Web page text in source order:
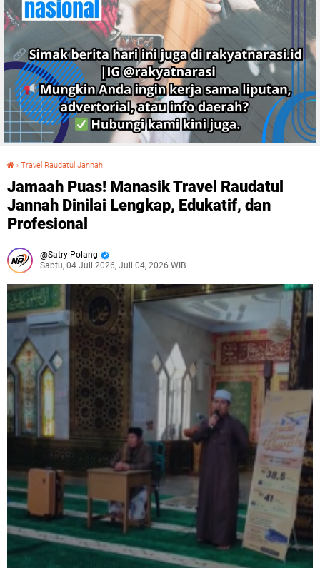
› Travel Raudatul Jannah
Jamaah Puas! Manasik Travel Raudatul
Jannah Dinilai Lengkap, Edukatif, dan
Profesional
Satry Polang
Sabtu, 04 Juli 2026, Juli 04, 2026 WIB